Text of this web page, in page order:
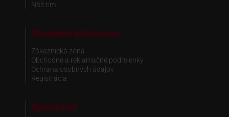
Náš tím
Obchodné informácie
Zákaznická zóna
Obchodné a reklamačné podmienky
Ochrana osobných údajov
Registrácia
Spoločnosť